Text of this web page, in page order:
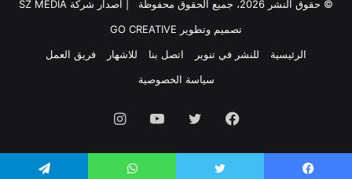
© حقوق النشر 2026، جميع الحقوق محفوظة | اصدار شركة SZ MEDIA
تصميم وتطوير GO CREATIVE
الرئيسية
للنشر في تنوير اتصل بنا للاشهار
فريق العمل
سياسة الخصوصية
فيسبوك تويتر يوتيوب